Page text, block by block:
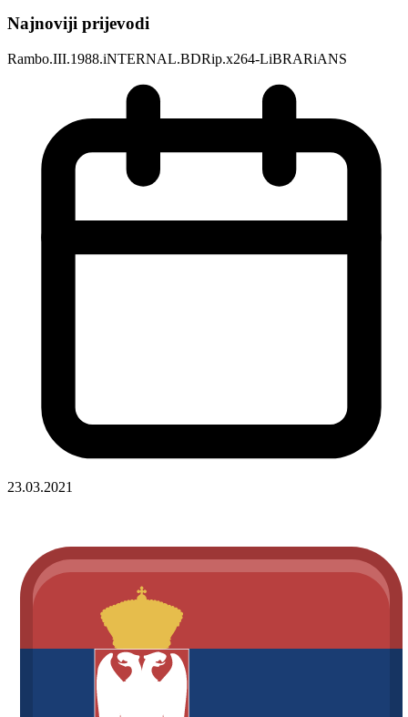
Najnoviji prijevodi
Rambo.III.1988.iNTERNAL.BDRip.x264-LiBRARiANS
23.03.2021